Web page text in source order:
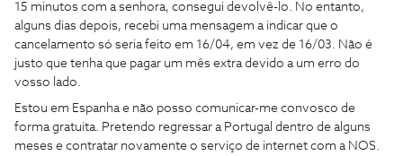
15 minutos com a senhora, consegui devolvê-lo. No entanto,
alguns dias depois, recebi uma mensagem a indicar que o
cancelamento só seria feito em 16/04, em vez de 16/03. Não é
justo que tenha que pagar um mês extra devido a um erro do
vosso lado.
Estou em Espanha e não posso comunicar-me convosco de
forma gratuita. Pretendo regressar a Portugal dentro de alguns
meses e contratar novamente o serviço de internet com a NOS.